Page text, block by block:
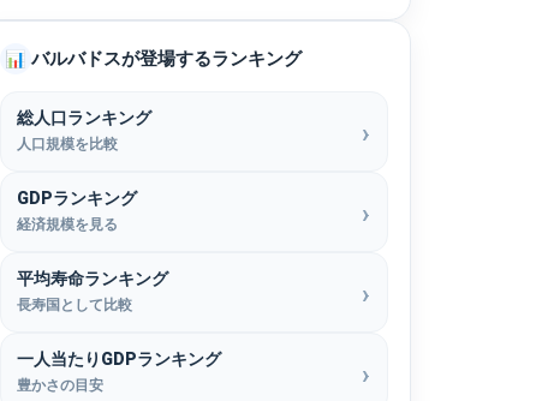
📊 バルバドスが登場するランキング
総人口ランキング
人口規模を比較
GDPランキング
経済規模を見る
平均寿命ランキング
長寿国として比較
一人当たりGDPランキング
豊かさの目安